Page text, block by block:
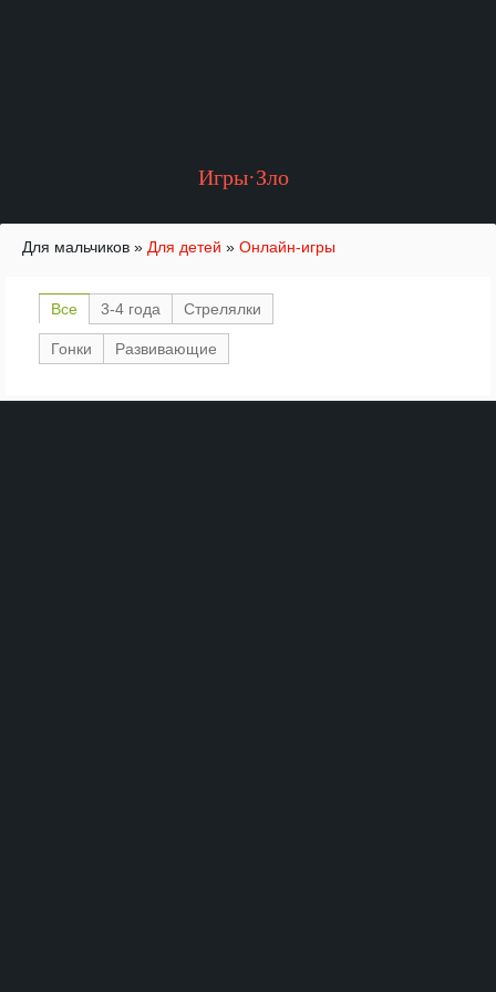
Игры·Зло
Для мальчиков » Для детей » Онлайн-игры
Все 3-4 года Стрелялки
Гонки Развивающие